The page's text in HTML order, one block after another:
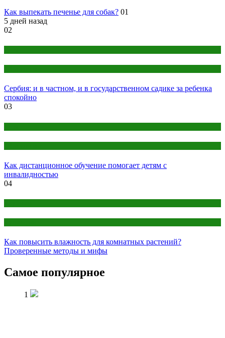
Как выпекать печенье для собак? 01
5 дней назад
02
Сербия: и в частном, и в государственном садике за ребенка
спокойно
03
Как дистанционное обучение помогает детям с
инвалидностью
04
Как повысить влажность для комнатных растений?
Проверенные методы и мифы
Самое популярное
1